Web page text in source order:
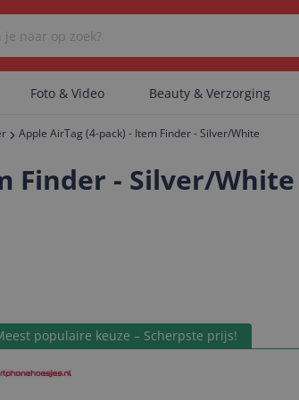
Er zijn geen categorieën gevonden.
Foto & Video Beauty & Verzorging
Apple AirTag (4-pack) - Item Finder - Silver/White
Finder - Silver/White
populaire keuze – Scherpste prijs!
product